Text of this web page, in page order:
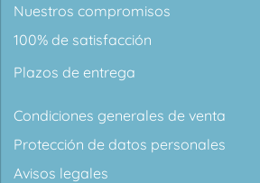
Nuestros compromisos
100% de satisfacción
Plazos de entrega
Condiciones generales de venta
Protección de datos personales
Avisos legales